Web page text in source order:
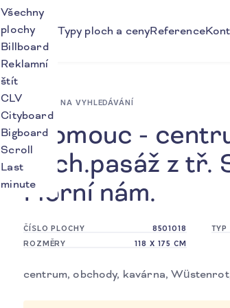
Všechny
plochy
Billboard
Reklamní
štít
CLV
Cityboard
Bigboard
Scroll
Last
minute
Typy ploch a cenyReference
ZPĚT NA VYHLEDÁVÁNÍ
Olomouc -
obch.pasáž z tř.
Horní nám.
ČÍSLO PLOCHY 8501018 TYP
ROZMĚRY
118 X 175 CM
centrum, obchody, kavárna,